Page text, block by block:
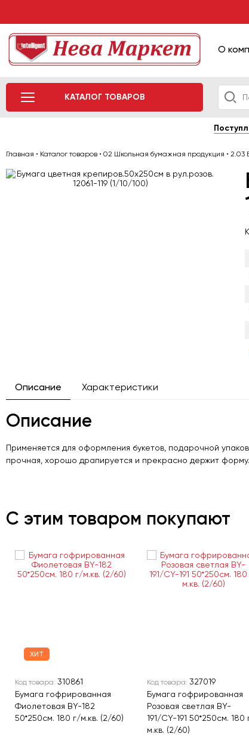
О
КАТАЛОГ ТОВАРОВ
Главная • Каталог товаров • 02 Школьная бумажная продукция • 2.03
Описание Характеристики
Описание
Применяется для оформления букетов, подарочной
прочная, хорошо драпируется и прекрасно держит форму.
С этим товаром покупают
ХИТ
Код товара: 310861
Бумага гофрированная
Фиолетовая BY-182
50*250см. 180 г/м.кв. (2/60)
Код товара: 327019
Бумага гофрированная
Розовая светлая BY-
191/CY-191 50*250см. 180
м.кв. (2/60)